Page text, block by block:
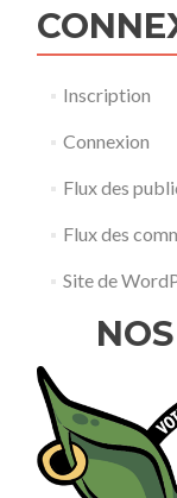
Inscription
Connexion
Flux des
Flux des
Site de